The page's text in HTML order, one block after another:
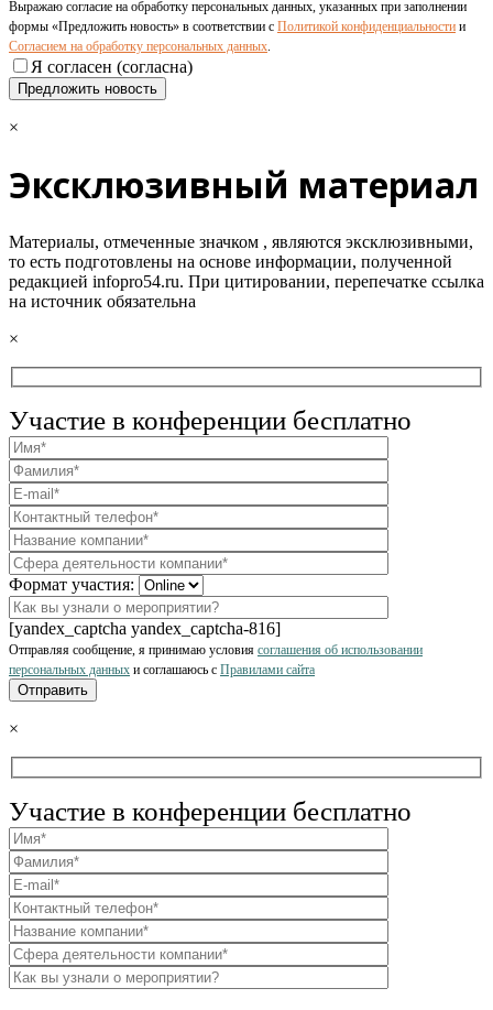
Выражаю согласие на обработку персональных данных, указанных при заполнении
формы «Предложить новость» в соответствии с Политикой конфиденциальности и
Согласием на обработку персональных данных.
Я согласен (согласна)
×
Эксклюзивный материал
Материалы, отмеченные значком , являются эксклюзивными,
то есть подготовлены на основе информации, полученной
редакцией infopro54.ru. При цитировании, перепечатке ссылка
на источник обязательна
×
Участие в конференции бесплатно
Формат участия:
[yandex_captcha yandex_captcha-816]
Отправляя сообщение, я принимаю условия соглашения об использовании
персональных данных и соглашаюсь с Правилами сайта
×
Участие в конференции бесплатно